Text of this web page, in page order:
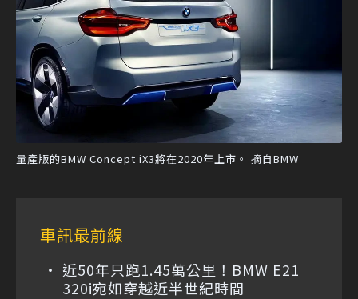
量產版的BMW Concept iX3將在2020年上市。 摘自BMW
車訊最前線
近50年只跑1.45萬公里！BMW E21
320i宛如穿越近半世紀時間